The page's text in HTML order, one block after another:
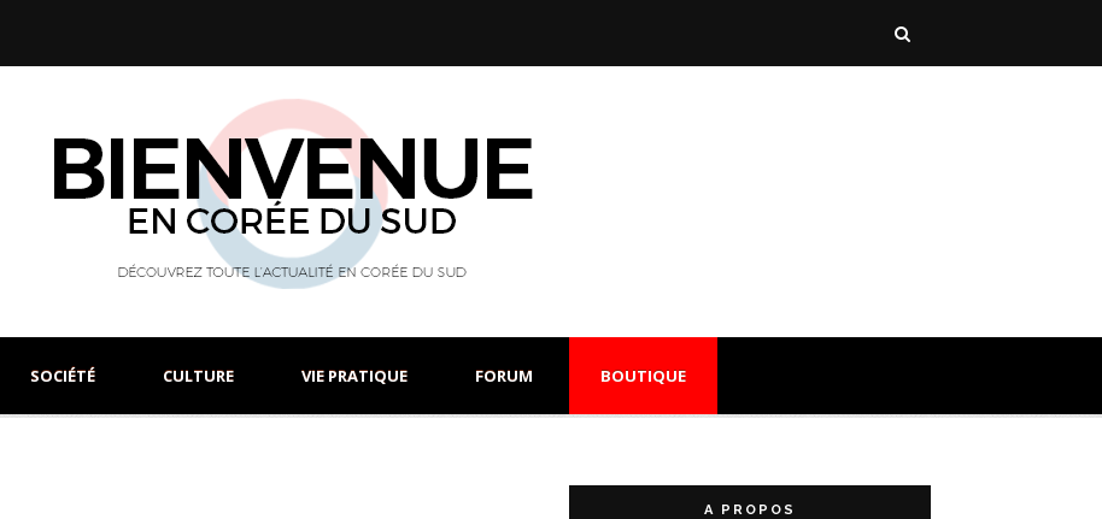
SOCIÉTÉ CULTURE VIE PRATIQUE FORUM BOUTIQUE
A PROPOS